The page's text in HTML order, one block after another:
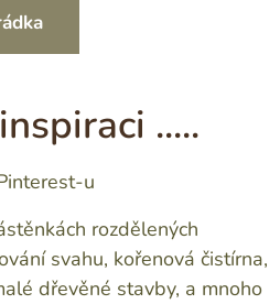
.....
u
rozdělených
svahu, kořenová čistírna,
dřevěné stavby, a mnoho